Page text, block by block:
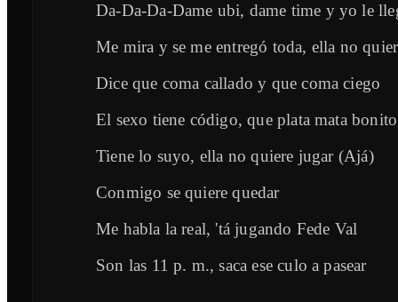
Da-Da-Da-Dame ubi, dame time y yo le
Me mira y se me entregó toda, ella no
Dice que coma callado y que coma ciego
El sexo tiene código, que plata mata bonito
Tiene lo suyo, ella no quiere jugar (Ajá)
Conmigo se quiere quedar
Me habla la real, 'tá jugando Fede Val
Son las 11 p. m., saca ese culo a pasear